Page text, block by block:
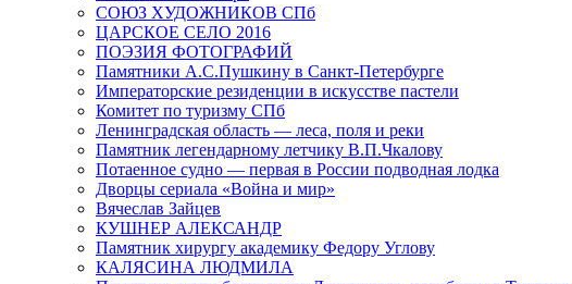
СОЮЗ ХУДОЖНИКОВ СПб
ЦАРСКОЕ СЕЛО 2016
ПОЭЗИЯ ФОТОГРАФИЙ
Памятники А.С.Пушкину в Санкт-Петербурге
Императорские резиденции в искусстве пастели
Комитет по туризму СПб
Ленинградская область — леса, поля и реки
Памятник легендарному летчику В.П.Чкалову
Потаенное судно — первая в России подводная лодка
Дворцы сериала «Война и мир»
Вячеслав Зайцев
КУШНЕР АЛЕКСАНДР
Памятник хирургу академику Федору Углову
КАЛЯСИНА ЛЮДМИЛА